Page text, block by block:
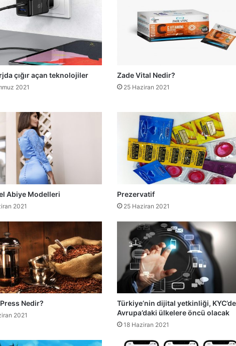
çığır açan teknolojiler
2021
Zade Vital Nedir?
25 Haziran 2021
Abiye Modelleri
2021
Prezervatif
25 Haziran 2021
Nedir?
2021
Türkiye’nin dijital yetkinliği, KYC’de
Avrupa’daki ülkelere öncü olacak
18 Haziran 2021